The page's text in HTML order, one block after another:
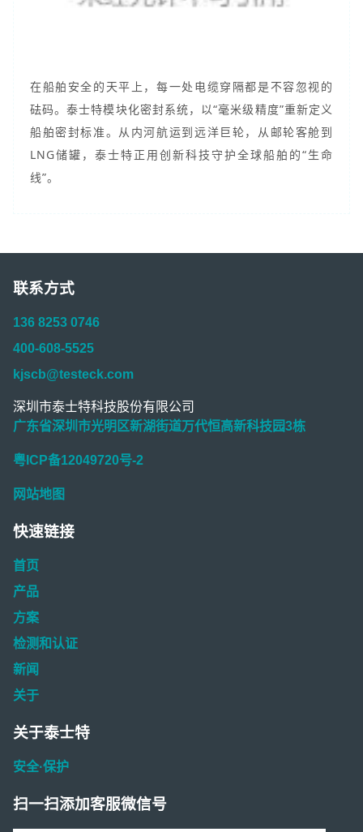
在船舶安全的天平上，每一处电缆穿隔都是不容忽视的
砝码。泰士特模块化密封系统，以“毫米级精度”重新定义
船舶密封标准。从内河航运到远洋巨轮，从邮轮客舱到
LNG储罐，泰士特正用创新科技守护全球船舶的“生命
线”。
联系方式
136 8253 0746
400-608-5525
kjscb@testeck.com
深圳市泰士特科技股份有限公司
广东省深圳市光明区新湖街道万代恒高新科技园3栋
粤ICP备12049720号-2
网站地图
快速链接
首页
产品
方案
检测和认证
新闻
关于
关于泰士特
安全·保护
扫一扫添加客服微信号